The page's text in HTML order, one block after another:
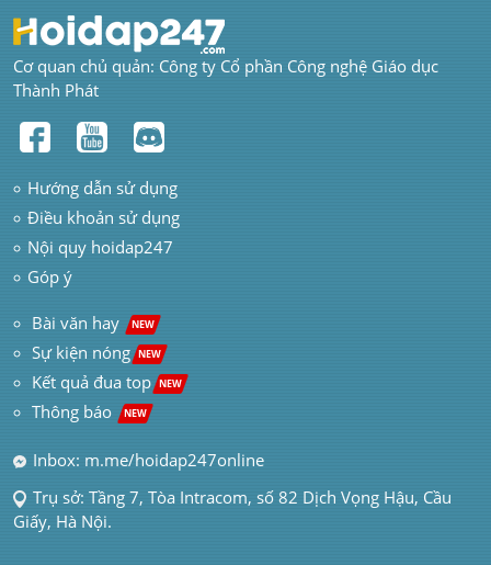
Cơ quan chủ quản: Công ty Cổ phần Công nghệ Giáo dục
Thành Phát
Hướng dẫn sử dụng
Điều khoản sử dụng
Nội quy hoidap247
Góp ý
Bài văn hay NEW
Sự kiện nóng NEW
Kết quả đua top NEW
Thông báo NEW
Inbox: m.me/hoidap247online
Trụ sở: Tầng 7, Tòa Intracom, số 82 Dịch Vọng Hậu, Cầu
Giấy, Hà Nội.